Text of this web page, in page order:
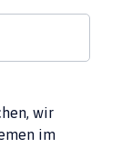
wir
im